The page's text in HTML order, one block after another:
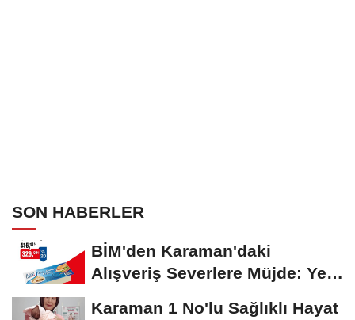
SON HABERLER
BİM'den Karaman'daki
Alışveriş Severlere Müjde: Yeni
Karaman 1 No'lu Sağlıklı Hayat